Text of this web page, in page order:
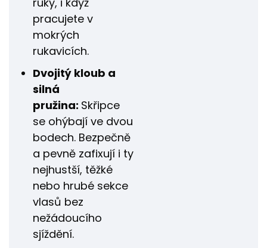
pracujete v
mokrých
rukavicích.
Dvojitý kloub a
silná
pružina: Skřipce
se ohýbají ve dvou
bodech. Bezpečně
a pevně zafixují i ty
nejhustší, těžké
nebo hrubé sekce
vlasů bez
nežádoucího
sjíždění.